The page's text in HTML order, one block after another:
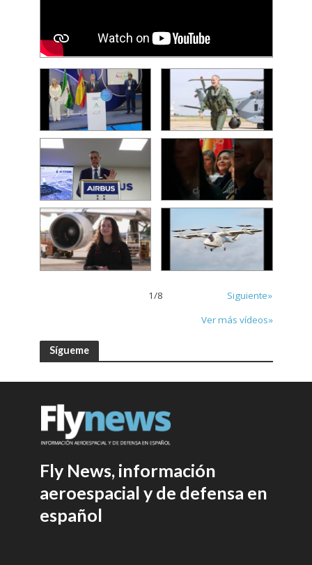
1/8
Siguiente»
Ver más vídeos»
Sígueme
Fly News, información
aeroespacial y de defensa en
español